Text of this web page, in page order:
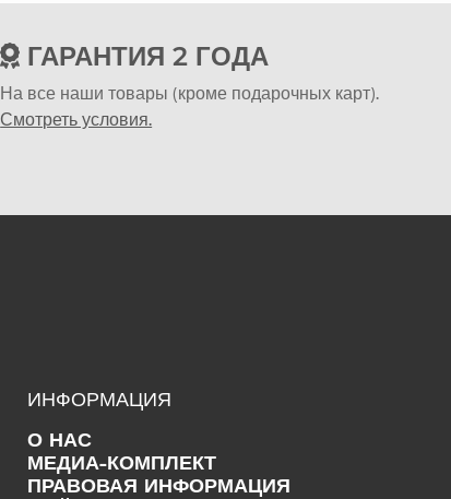
ГАРАНТИЯ 2 ГОДА
На все наши товары (кроме подарочных карт).
Смотреть условия.
ИНФОРМАЦИЯ
О НАС
МЕДИА-КОМПЛЕКТ
ПРАВОВАЯ ИНФОРМАЦИЯ